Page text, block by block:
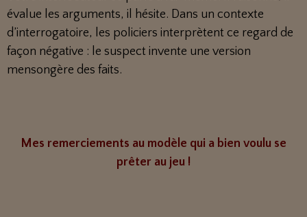
évalue les arguments, il hésite. Dans un contexte
d’interrogatoire, les policiers interprètent ce regard de
façon négative : le suspect invente une version
mensongère des faits.
Mes remerciements au modèle qui a bien voulu se
prêter au jeu !